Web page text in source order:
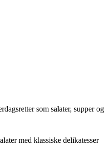
som salater, supper og
med klassiske delikatesser